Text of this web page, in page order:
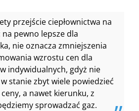
przejście ciepłownictwa na
na pewno lepsze dla
nie oznacza zmniejszenia
wzrostu cen dla
indywidualnych, gdyż nie
stanie zbyt wiele powiedzieć
a nawet kierunku, z
sprowadzać gaz.